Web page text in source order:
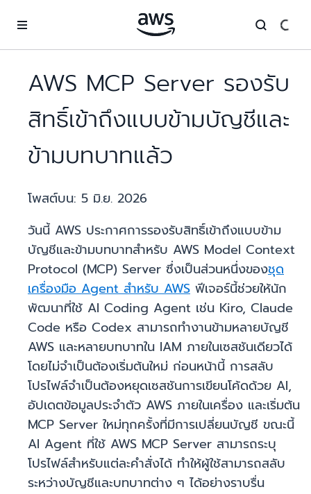
AWS MCP Server รองรับ
สิทธิ์เข้าถึงแบบข้ามบัญชีและ
ข้ามบทบาทแล้ว
โพสต์บน: 5 มิ.ย. 2026
วันนี้ AWS ประกาศการรองรับสิทธิ์เข้าถึงแบบข้าม
บัญชีและข้ามบทบาทสำหรับ AWS Model Context
Protocol (MCP) Server ซึ่งเป็นส่วนหนึ่งของชุด
เครื่องมือ Agent สำหรับ AWS ฟีเจอร์นี้ช่วยให้นัก
พัฒนาที่ใช้ AI Coding Agent เช่น Kiro, Claude
Code หรือ Codex สามารถทำงานข้ามหลายบัญชี
AWS และหลายบทบาทใน IAM ภายในเซสชันเดียวได้
โดยไม่จำเป็นต้องเริ่มต้นใหม่ ก่อนหน้านี้ การสลับ
โปรไฟล์จำเป็นต้องหยุดเซสชันการเขียนโค้ดด้วย AI,
อัปเดตข้อมูลประจำตัว AWS ภายในเครื่อง และเริ่มต้น
MCP Server ใหม่ทุกครั้งที่มีการเปลี่ยนบัญชี ขณะนี้
AI Agent ที่ใช้ AWS MCP Server สามารถระบุ
โปรไฟล์สำหรับแต่ละคำสั่งได้ ทำให้ผู้ใช้สามารถสลับ
ระหว่างบัญชีและบทบาทต่าง ๆ ได้อย่างราบรื่น